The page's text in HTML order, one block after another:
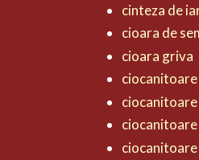
cinteza de
cioara de
cioara griva
ciocanitoare